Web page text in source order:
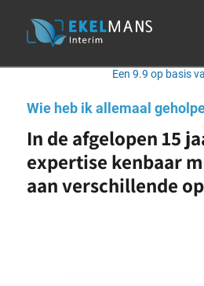
Wie heb ik allemaal
In de afgelopen 15
expertise kenbaar
aan verschillende
9.9
Een 9.9 op basis